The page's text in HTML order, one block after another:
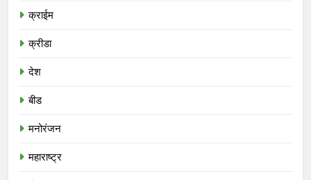
क्राईम
क्रीडा
देश
बीड
मनोरंजन
महाराष्ट्र